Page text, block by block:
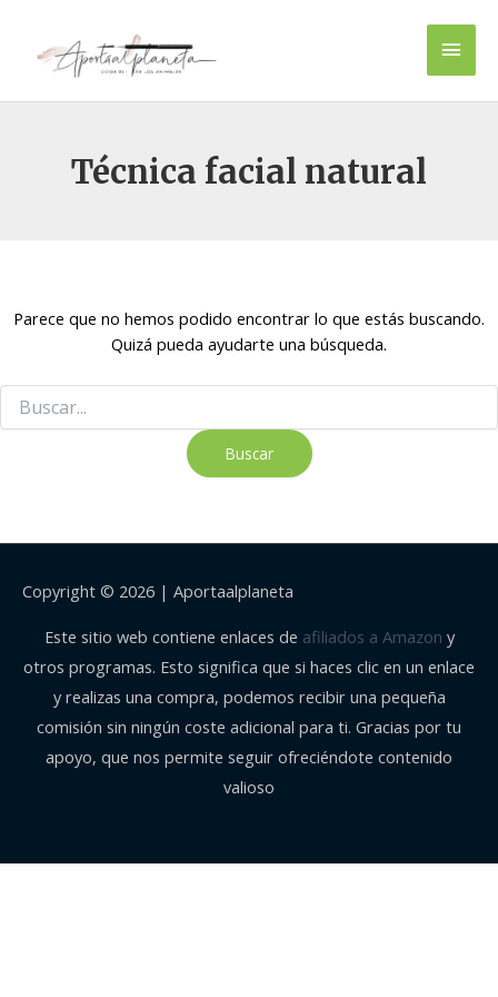
contenido
Técnica facial natural
Parece que no hemos podido encontrar lo que estás buscando.
Quizá pueda ayudarte una búsqueda.
Copyright © 2026 | Aportaalplaneta
Este sitio web contiene enlaces de afiliados a Amazon y
otros programas. Esto significa que si haces clic en un enlace
y realizas una compra, podemos recibir una pequeña
comisión sin ningún coste adicional para ti. Gracias por tu
apoyo, que nos permite seguir ofreciéndote contenido
valioso